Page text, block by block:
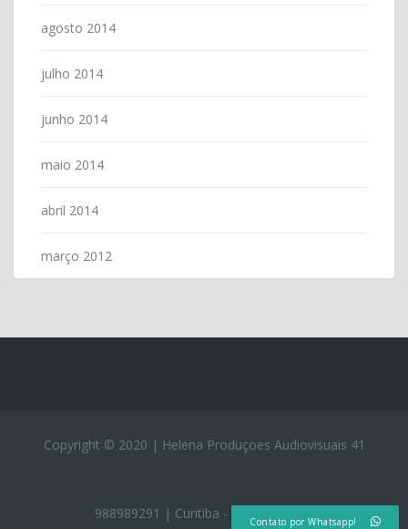
agosto 2014
julho 2014
junho 2014
maio 2014
abril 2014
março 2012
Copyright © 2020 | Helena Produçoes Audiovisuais 41
988989291 | Curitiba - Rio de Janeiro
Contato por Whatsapp!